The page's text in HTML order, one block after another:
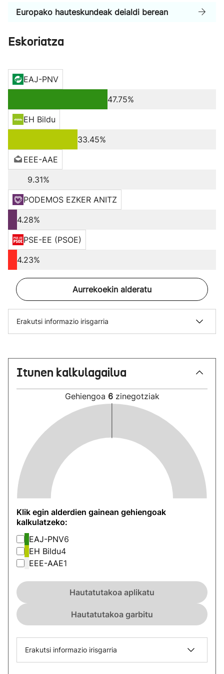
Europako hauteskundeak deialdi berean
Eskoriatza
EAJ-PNV
47.75%
EH Bildu
33.45%
EEE-AAE
9.31%
PODEMOS EZKER ANITZ
4.28%
PSE-EE (PSOE)
4.23%
Aurrekoekin alderatu
Erakutsi informazio irisgarria
Itunen kalkulagailua
Gehiengoa 6 zinegotziak
Klik egin alderdien gainean gehiengoak
kalkulatzeko:
EAJ-PNV6
EH Bildu4
EEE-AAE1
Hautatutakoa aplikatu
Hautatutakoa garbitu
Erakutsi informazio irisgarria